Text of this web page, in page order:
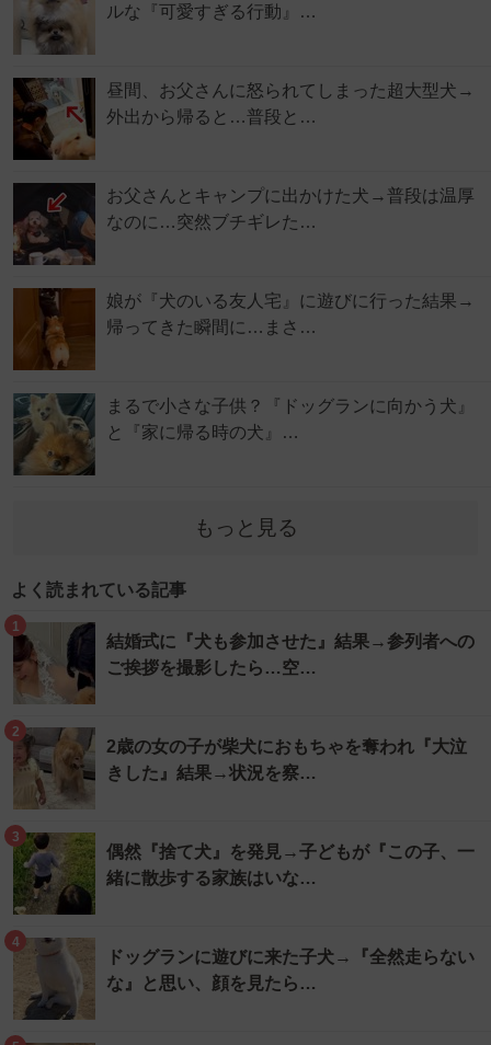
ルな『可愛すぎる行動』…
昼間、お父さんに怒られてしまった超大型犬→
外出から帰ると…普段と…
お父さんとキャンプに出かけた犬→普段は温厚
なのに…突然ブチギレた…
娘が『犬のいる友人宅』に遊びに行った結果→
帰ってきた瞬間に…まさ…
まるで小さな子供？『ドッグランに向かう犬』
と『家に帰る時の犬』…
もっと見る
よく読まれている記事
1
結婚式に『犬も参加させた』結果→参列者への
ご挨拶を撮影したら…空…
2
2歳の女の子が柴犬におもちゃを奪われ『大泣
きした』結果→状況を察…
3
偶然『捨て犬』を発見→子どもが『この子、一
緒に散歩する家族はいな…
4
ドッグランに遊びに来た子犬→『全然走らない
な』と思い、顔を見たら…